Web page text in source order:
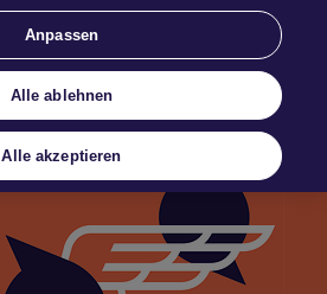
Anpassen
Alle ablehnen
Alle akzeptieren